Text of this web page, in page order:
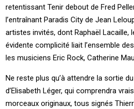
retentissant Tenir debout de Fred
l’entraînant Paradis City de Jean
artistes invités, dont Raphaël Lacaille,
évidente complicité liait l’ensemble
les musiciens Eric Rock, Catherine
Ne reste plus qu’à attendre la sortie
d’Elisabeth Léger, qui comprendra
morceaux originaux, tous signés